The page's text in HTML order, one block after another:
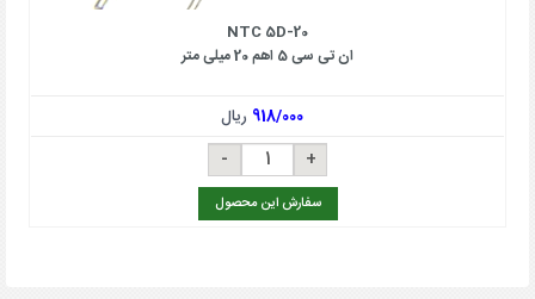
NTC 5D-20
ان تی سی 5 اهم 20 میلی متر
918/000 ریال
سفارش این محصول